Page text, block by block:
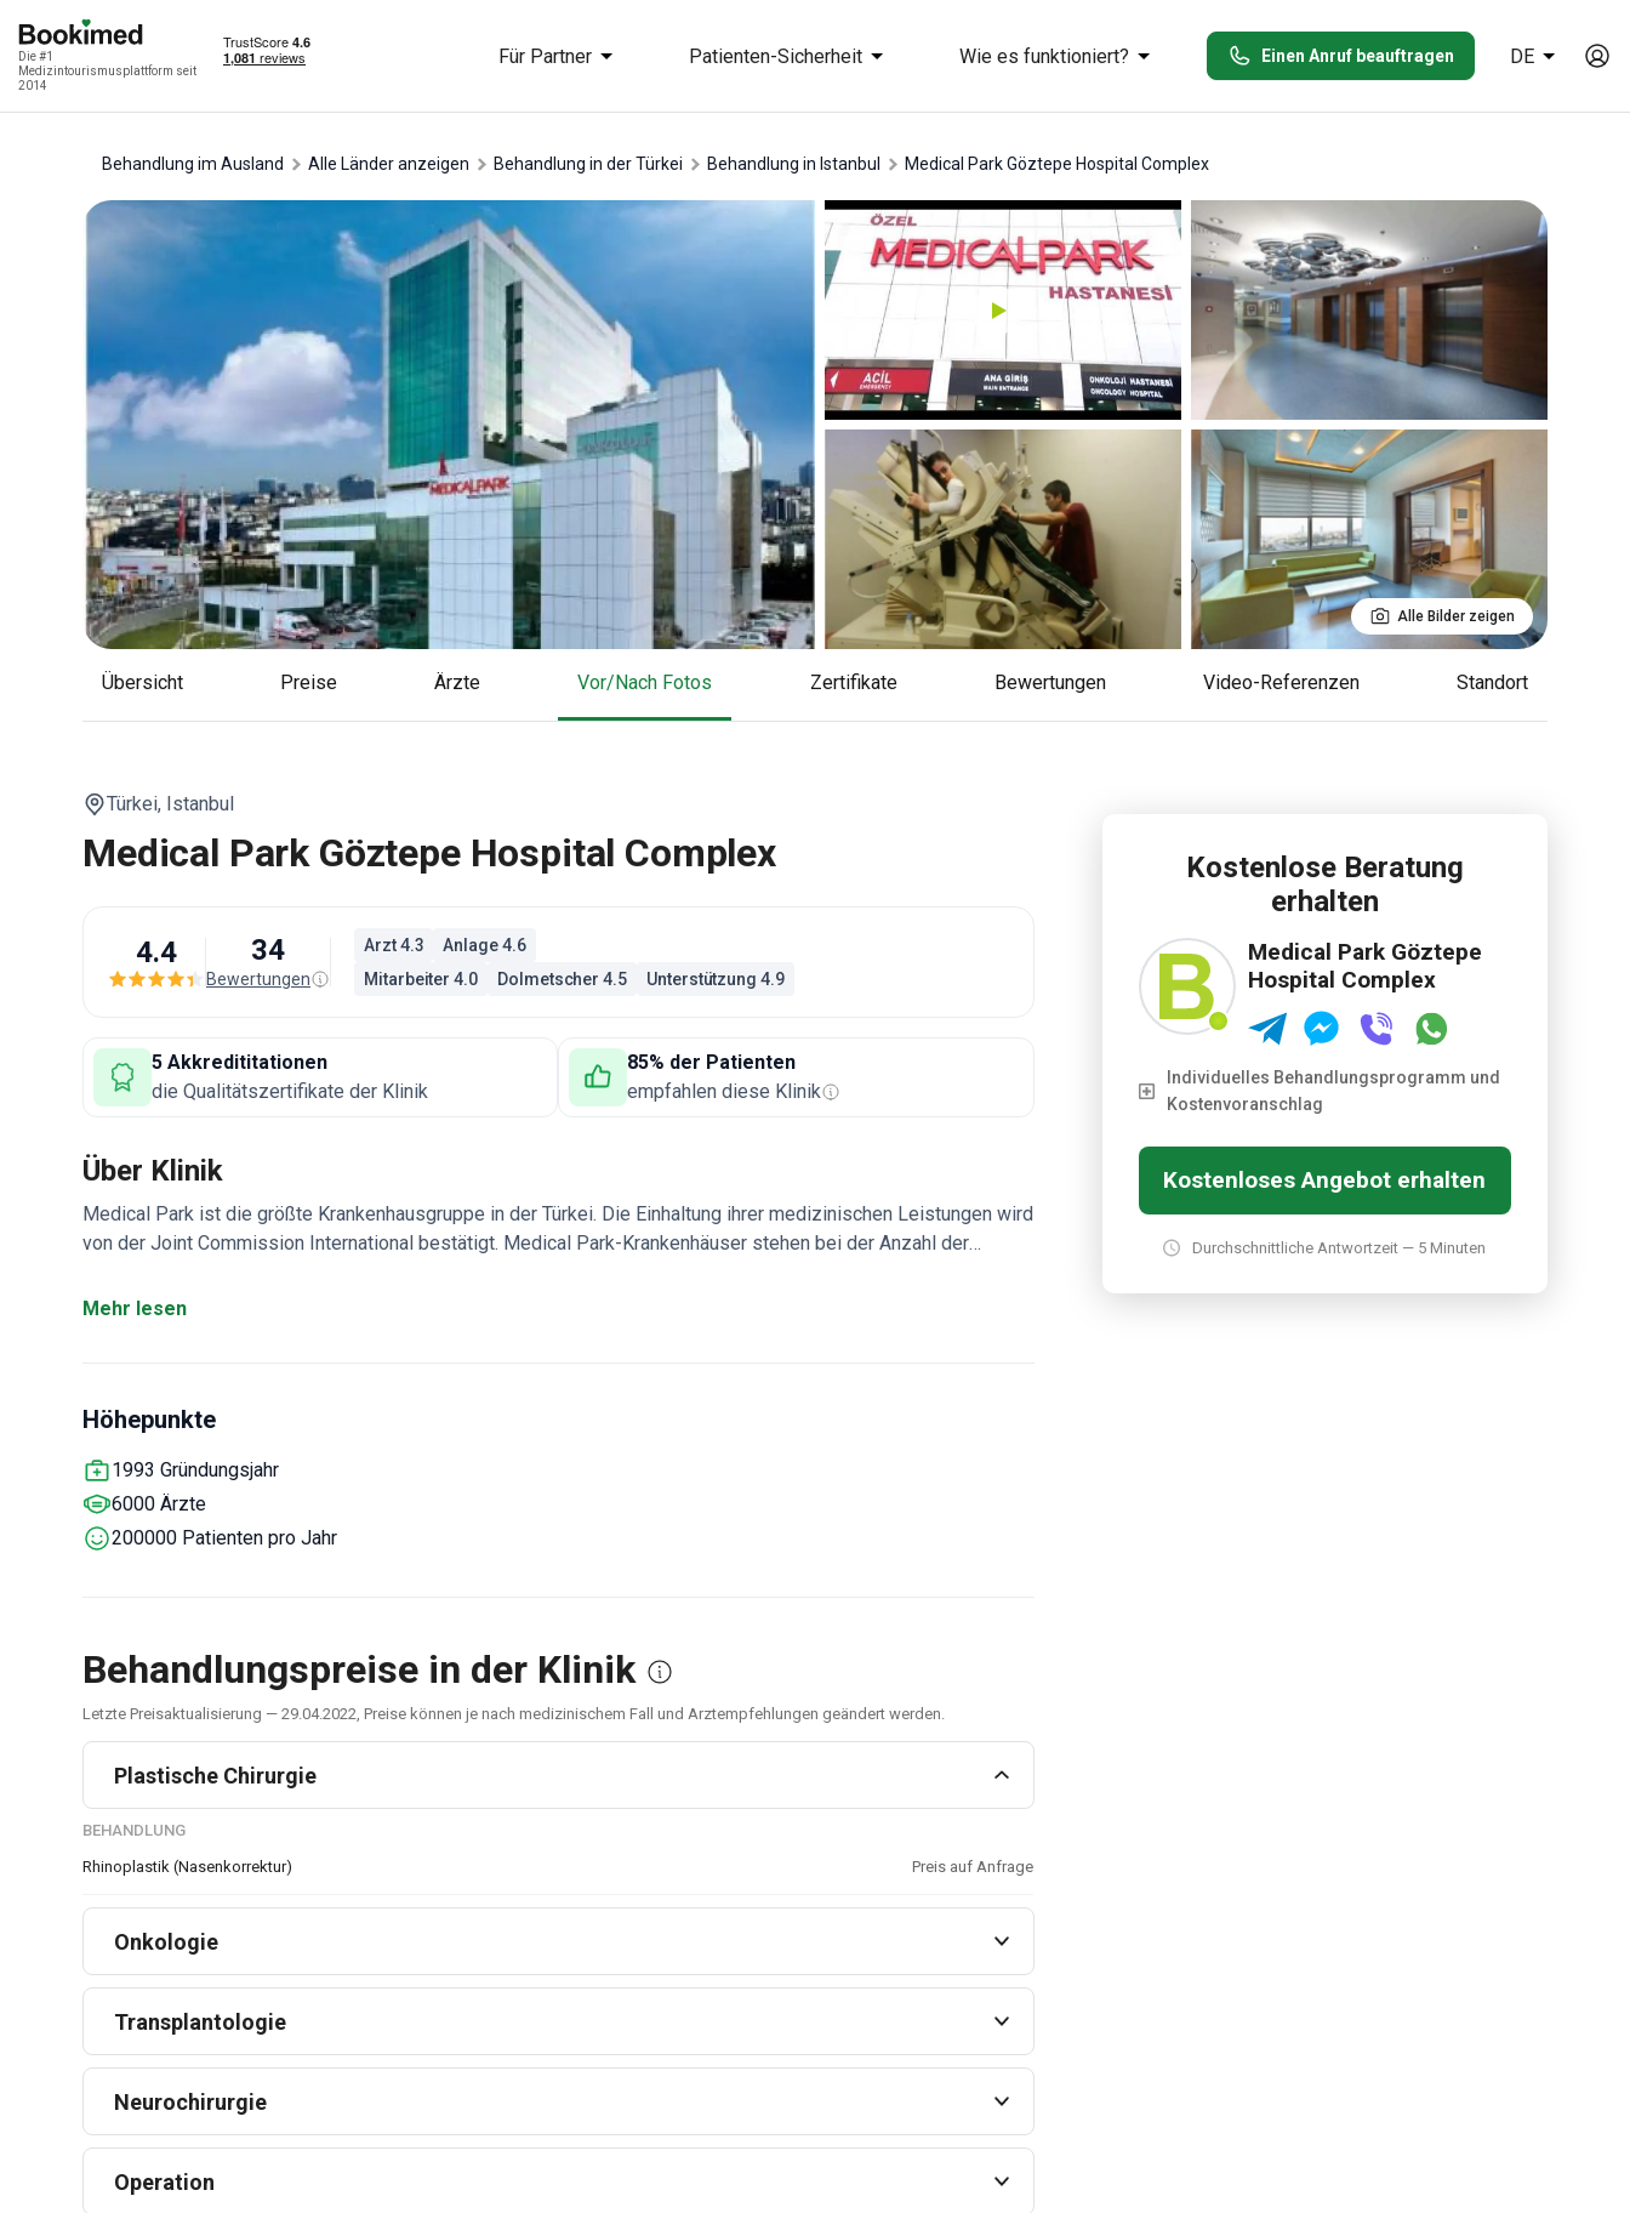
Die #1
Medizintourismusplattform seit
2014
Für Partner Patienten-Sicherheit Wie es funktioniert? Einen Anruf beauftragen DE
Behandlung im Ausland Alle Länder anzeigen Behandlung in der Türkei Behandlung in Istanbul Medical Park Göztepe Hospital Complex
Alle Bilder zeigen
Übersicht Preise Ärzte Vor/Nach Fotos Zertifikate Bewertungen Video-Referenzen Standort
Türkei, Istanbul
Medical Park Göztepe Hospital Complex
4.4 34
Bewertungen
Arzt 4.3
Anlage 4.6
Mitarbeiter 4.0
Dolmetscher 4.5 Unterstützung 4.9
5 Akkredititationen
die Qualitätszertifikate der Klinik
85% der Patienten
empfahlen diese Klinik
Über Klinik
Medical Park ist die größte Krankenhausgruppe in der Türkei. Die Einhaltung ihrer medizinischen Leistungen wird
von der Joint Commission International bestätigt. Medical Park-Krankenhäuser stehen bei der Anzahl der
Onkologische Einheiten verwenden innovative Techniken zur Steigerung der Behandlungseffizienz - Gamma-
Mehr lesen
Höhepunkte
1993 Gründungsjahr
6000 Ärzte
200000 Patienten pro Jahr
Behandlungspreise in der Klinik
Letzte Preisaktualisierung — 29.04.2022, Preise können je nach medizinischem Fall und Arztempfehlungen geändert werden.
Plastische Chirurgie
BEHANDLUNG
Rhinoplastik (Nasenkorrektur)
Preis auf Anfrage
Onkologie
Transplantologie
Neurochirurgie
Operation
Kostenlose Beratung
erhalten
Medical Park Göztepe
Hospital Complex
Individuelles Behandlungsprogramm und
Kostenvoranschlag
Kostenloses Angebot erhalten
Durchschnittliche Antwortzeit — 5 Minuten